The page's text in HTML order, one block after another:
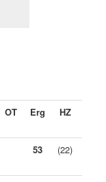
OT Erg HZ
53 (22)